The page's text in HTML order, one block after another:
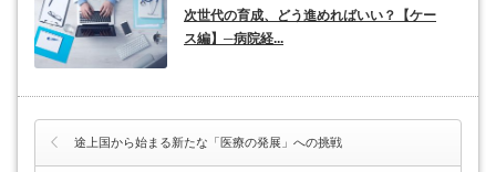
次世代の育成、どう進めればいい？【ケー
ス編】─病院経...
途上国から始まる新たな「医療の発展」への挑戦